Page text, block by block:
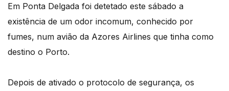
Em Ponta Delgada foi detetado este sábado a
existência de um odor incomum, conhecido por
fumes, num avião da Azores Airlines que tinha como
destino o Porto.
Depois de ativado o protocolo de segurança, os